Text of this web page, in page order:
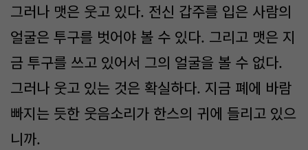
그러나 맷은 웃고 있다. 전신 갑주를 입은 사람의
얼굴은 투구를 벗어야 볼 수 있다. 그리고 맷은 지
금 투구를 쓰고 있어서 그의 얼굴을 볼 수 없다.
그러나 웃고 있는 것은 확실하다. 지금 폐에 바람
빠지는 듯한 웃음소리가 한스의 귀에 들리고 있으
니까.